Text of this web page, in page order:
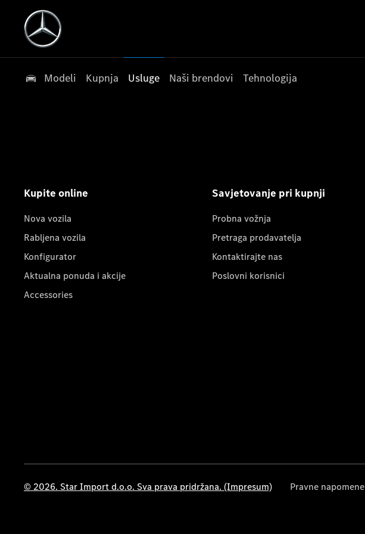
Modeli Kupnja Usluge Naši brendovi Tehnologija
Kupite online
Nova vozila
Rabljena vozila
Konfigurator
Aktualna ponuda i akcije
Accessories
Savjetovanje pri kupnji
Probna vožnja
Pretraga prodavatelja
Kontaktirajte nas
Poslovni korisnici
© 2026. Star Import d.o.o. Sva prava pridržana. (Impresum) Pravne napomene